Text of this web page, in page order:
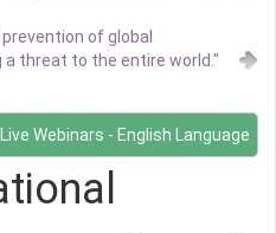
of global
threat to the entire world."
Webinars - English Language